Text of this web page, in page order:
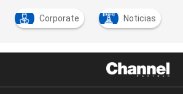
Corporate Noticias